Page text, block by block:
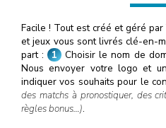
Facile ! Tout est créé et géré
et jeux vous sont livrés clé-en-
part : 1 Choisir le nom de
Nous envoyer votre logo et
indiquer vos souhaits pour le
des matchs à pronostiquer, des
règles bonus…).